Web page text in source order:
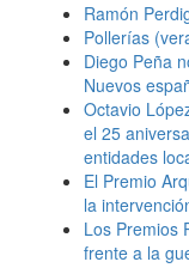
Ramón
Pollerías
Diego Peña
Nuevos
Octavio
el 25
entidades
El Premio
la
Los Premios
frente a la